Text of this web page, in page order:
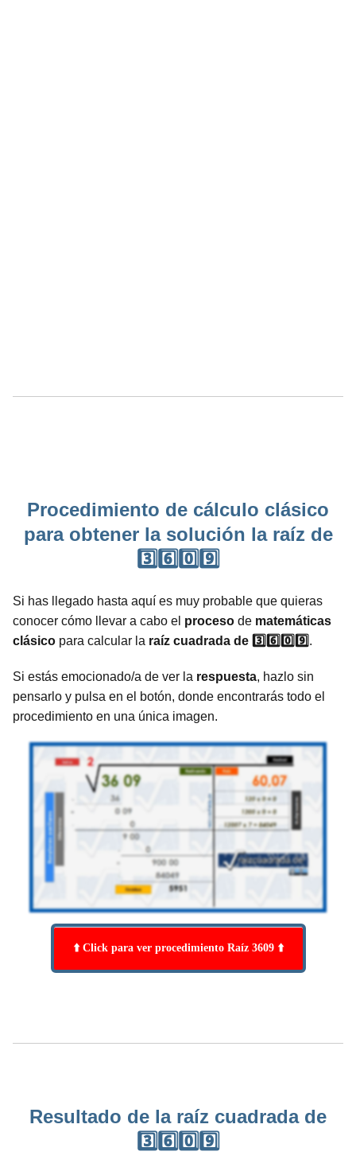
Procedimiento de cálculo clásico
para obtener la solución la raíz de
3️⃣6️⃣0️⃣9️⃣
Si has llegado hasta aquí es muy probable que quieras
conocer cómo llevar a cabo el proceso de matemáticas
clásico para calcular la raíz cuadrada de 3️⃣6️⃣0️⃣9️⃣ .
Si estás emocionado/a de ver la respuesta, hazlo sin
pensarlo y pulsa en el botón, donde encontrarás todo el
procedimiento en una única imagen.
⬆️ Click para ver procedimiento Raíz 3609 ⬆️
Resultado de la raíz cuadrada de
3️⃣6️⃣0️⃣9️⃣